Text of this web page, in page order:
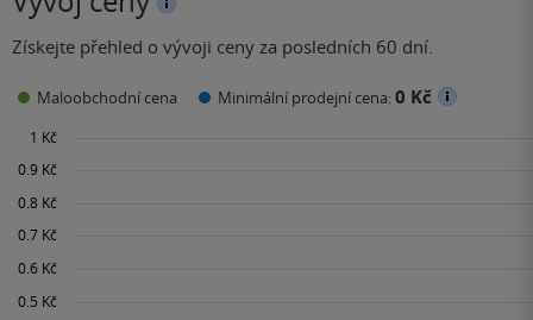
Získejte přehled o vývoji ceny za posledních 60 dní.
Maloobchodní cena Minimální prodejní cena:0 Kč